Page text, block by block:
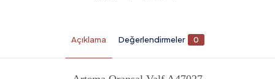
Açıklama Değerlendirmeler 0